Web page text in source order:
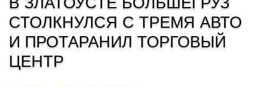
СТОЛКНУЛСЯ С ТРЕМЯ АВТО
И ПРОТАРАНИЛ ТОРГОВЫЙ
ЦЕНТР